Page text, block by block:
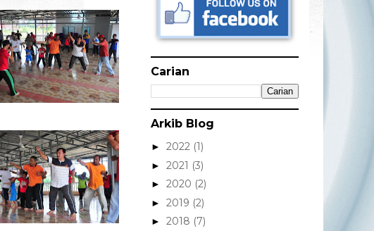
Carian
Arkib Blog
► 2022 (1)
► 2021 (3)
► 2020 (2)
► 2019 (2)
► 2018 (7)